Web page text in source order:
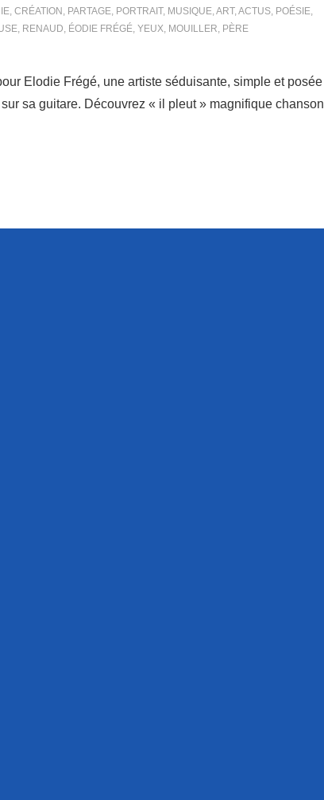
, CRÉATION , PARTAGE, PORTRAIT, MUSIQUE,ART,ACTUS, POÉSIE,
, RENAUD, ÉODIE FRÉGÉ, YEUX, MOUILLER, PÈRE
Elodie Frégé, une artiste séduisante, simple et posée
sa guitare. Découvrez « il pleut » magnifique chanson